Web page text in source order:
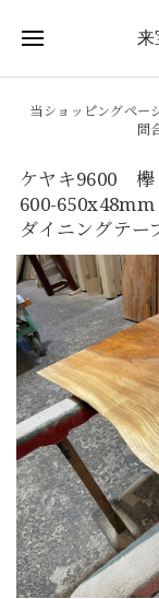
来
当ショッピングペー
問
ケヤキ9600
600-
ダイニングテ